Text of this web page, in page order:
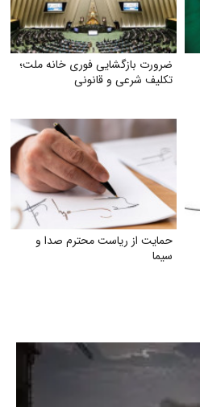
ضرورت بازگشایی فوری خانه ملت؛
تکلیف شرعی و قانونی
حمایت از ریاست محترم صدا و
سیما